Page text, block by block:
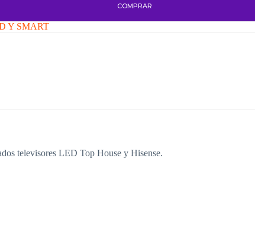
COMPRAR
Y SMART
televisores LED Top House y Hisense.